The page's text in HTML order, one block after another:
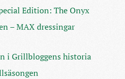
Edition: The Onyx
– MAX dressingar
i Grillbloggens historia